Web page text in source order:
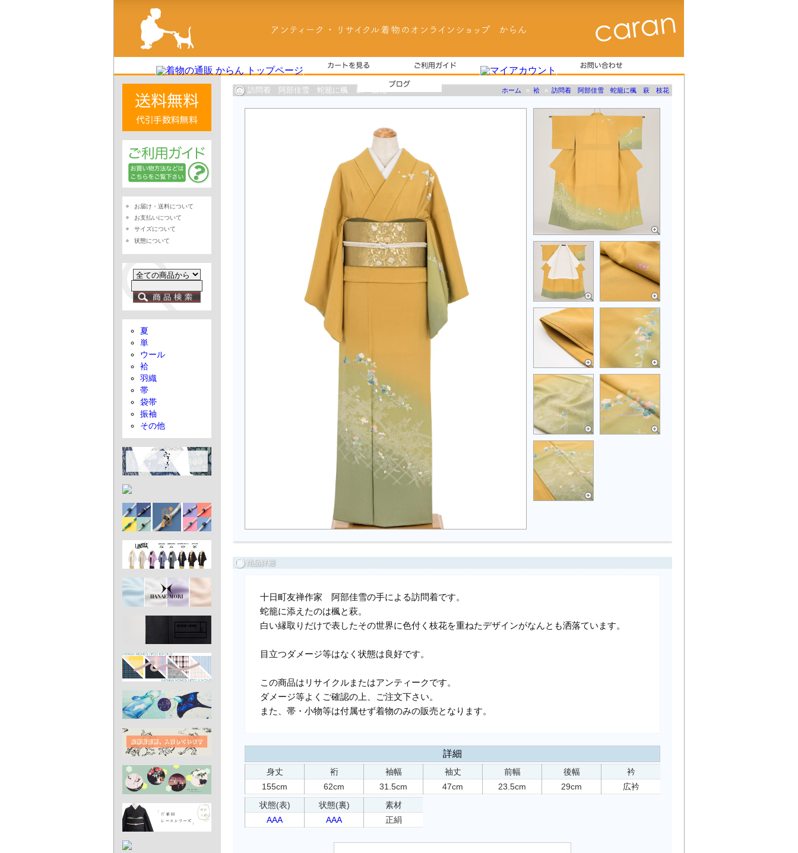
訪問着 阿部佳雪 蛇籠に楓 萩 枝花 ホーム » 袷 » 訪問着 阿部佳雪 蛇籠に楓 萩 枝花
十日町友禅作家 阿部佳雪の手による訪問着です。
蛇籠に添えたのは楓と萩。
白い縁取りだけで表したその世界に色付く枝花を重ねたデザインがなんとも洒落ています。
目立つダメージ等はなく状態は良好です。
この商品はリサイクルまたはアンティークです。
ダメージ等よくご確認の上、ご注文下さい。
また、帯・小物等は付属せず着物のみの販売となります。
詳細
身丈
155cm
裄
62cm
袖幅
31.5cm
袖丈
47cm
前幅
23.5cm
後幅
29cm
衿
広衿
状態(表)
AAA
状態(裏)
AAA
素材
正絹
お届け・送料について
お支払いについて
サイズについて
状態について
夏
単
ウール
袷
羽織
帯
袋帯
振袖
その他